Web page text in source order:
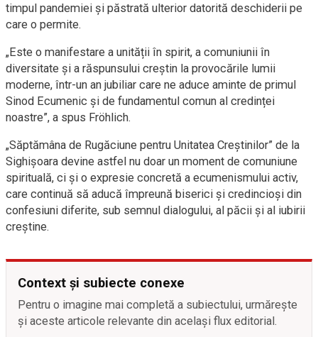
timpul pandemiei și păstrată ulterior datorită deschiderii pe
care o permite.
„Este o manifestare a unității în spirit, a comuniunii în
diversitate și a răspunsului creștin la provocările lumii
moderne, într-un an jubiliar care ne aduce aminte de primul
Sinod Ecumenic și de fundamentul comun al credinței
noastre”, a spus Fröhlich.
„Săptămâna de Rugăciune pentru Unitatea Creștinilor” de la
Sighișoara devine astfel nu doar un moment de comuniune
spirituală, ci și o expresie concretă a ecumenismului activ,
care continuă să aducă împreună biserici și credincioși din
confesiuni diferite, sub semnul dialogului, al păcii și al iubirii
creștine.
Context și subiecte conexe
Pentru o imagine mai completă a subiectului, urmărește
și aceste articole relevante din același flux editorial.